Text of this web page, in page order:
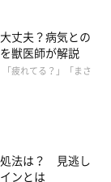
きくなる中～
はさらに高ま
丈夫？病気との
獣医師が解説
疲れてる？」「まさ
法は？ 見逃し
ンとは